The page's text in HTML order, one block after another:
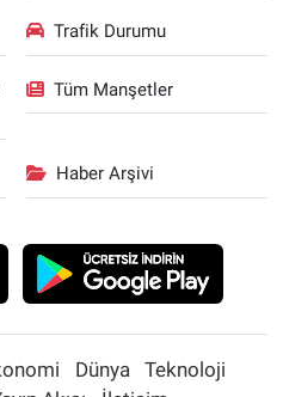
Trafik Durumu
Tüm Manşetler
Haber Arşivi
Dünya
Teknoloji